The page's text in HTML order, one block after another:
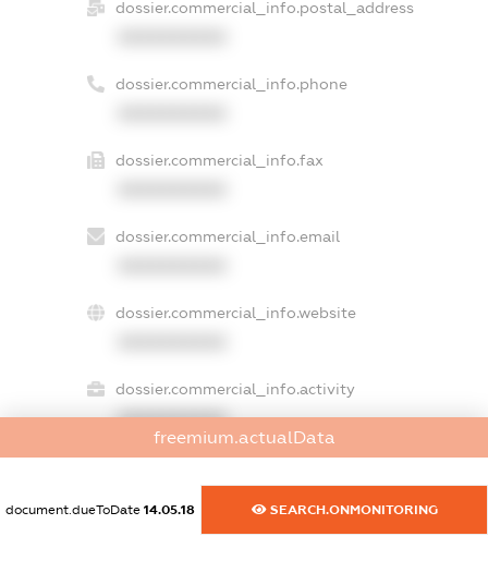
dossier.commercial_info.postal_address
dossier.commercial_info.phone
dossier.commercial_info.fax
dossier.commercial_info.email
dossier.commercial_info.website
dossier.commercial_info.activity
XXXXXXXXXX
freemium.exampleText_1
freemium.exampleText_2
freemium.actualData
document.dueToDate 14.05.18 SEARCH.ONMONITORING